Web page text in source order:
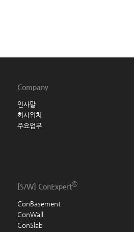
Company
인사말
회사위치
주요업무
[S/W] ConExpertⓒ
ConBasement
ConWall
ConSlab